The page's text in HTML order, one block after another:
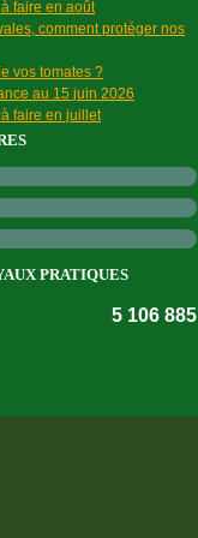
faire en août
comment protéger nos
vos tomates ?
au 15 juin 2026
faire en juillet
PRATIQUES
5 106 885